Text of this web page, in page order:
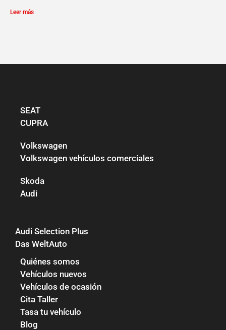
Leer más
SEAT
CUPRA
Volkswagen
Volkswagen vehículos comerciales
Skoda
Audi
Audi Selection Plus
Das WeltAuto
Quiénes somos
Vehículos nuevos
Vehículos de ocasión
Cita Taller
Tasa tu vehículo
Blog